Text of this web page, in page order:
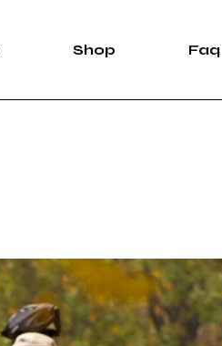
Shop Faq